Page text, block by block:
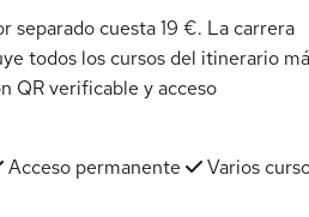
separado cuesta 19 €. La carrera
todos los cursos del itinerario
QR verificable y acceso
Acceso permanente
Varios